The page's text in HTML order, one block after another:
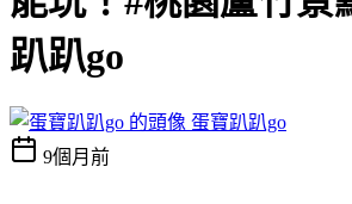
趴趴go
蛋寶趴趴go
9個月前